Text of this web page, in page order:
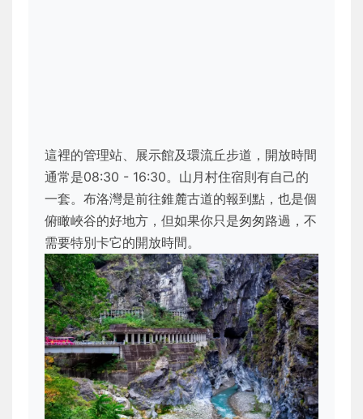
這裡的管理站、展示館及環流丘步道，開放時間
通常是08:30 - 16:30。山月村住宿則有自己的
一套。布洛灣是前往錐麓古道的報到點，也是個
俯瞰峽谷的好地方，但如果你只是匆匆路過，不
需要特別卡它的開放時間。